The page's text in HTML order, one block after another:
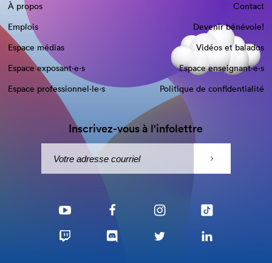
À propos
Contact
Emplois
Devenir bénévole!
Espace médias
Vidéos et balados
Espace exposant·e⋅s
Espace enseignant·e⋅s
Espace professionnel·le⋅s
Politique de confidentialité
Inscrivez-vous à l'infolettre